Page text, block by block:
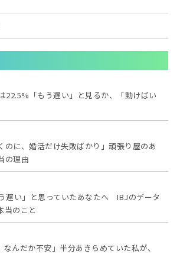
22.5%「もう遅い」と見るか、「動けばい
のに、婚活だけ失敗ばかり」頑張り屋のあ
の理由
遅い」と思っていたあなたへ IBJのデータ
当のこと
なんだか不安」半分あきらめていた私が、